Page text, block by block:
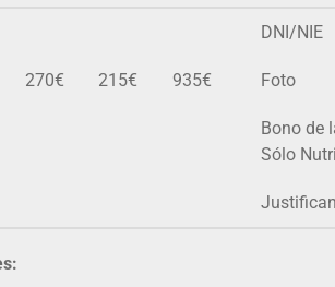
270€ 215€ 935€
DNI/NIE
Foto
Bono de
Sólo